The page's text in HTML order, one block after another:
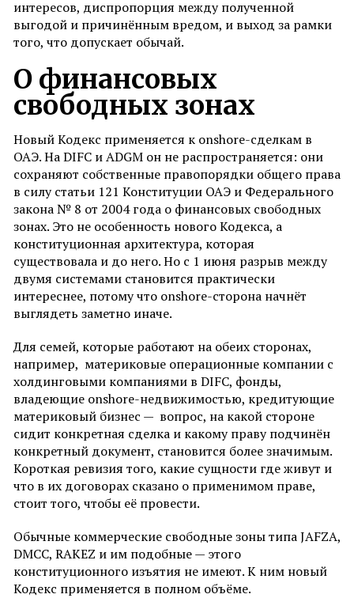
интересов, диспропорция между полученной
выгодой и причинённым вредом, и выход за рамки
того, что допускает обычай.
О финансовых
свободных зонах
Новый Кодекс применяется к onshore-сделкам в
ОАЭ. На DIFC и ADGM он не распространяется: они
сохраняют собственные правопорядки общего права
в силу статьи 121 Конституции ОАЭ и Федерального
закона № 8 от 2004 года о финансовых свободных
зонах. Это не особенность нового Кодекса, а
конституционная архитектура, которая
существовала и до него. Но с 1 июня разрыв между
двумя системами становится практически
интереснее, потому что onshore-сторона начнёт
выглядеть заметно иначе.
Для семей, которые работают на обеих сторонах,
например, материковые операционные компании с
холдинговыми компаниями в DIFC, фонды,
владеющие onshore-недвижимостью, кредитующие
материковый бизнес — вопрос, на какой стороне
сидит конкретная сделка и какому праву подчинён
конкретный документ, становится более значимым.
Короткая ревизия того, какие сущности где живут и
что в их договорах сказано о применимом праве,
стоит того, чтобы её провести.
Обычные коммерческие свободные зоны типа JAFZA,
DMCC, RAKEZ и им подобные — этого
конституционного изъятия не имеют. К ним новый
Кодекс применяется в полном объёме.